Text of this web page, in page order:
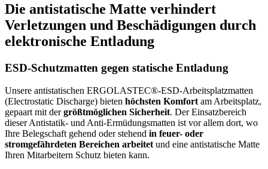
Die antistatische Matte verhindert
Verletzungen und Beschädigungen durch
elektronische Entladung
ESD-Schutzmatten gegen statische Entladung
Unsere antistatischen ERGOLASTEC®-ESD-Arbeitsplatzmatten
(Electrostatic Discharge) bieten höchsten Komfort am Arbeitsplatz,
gepaart mit dergrößtmöglichen Sicherheit. Der Einsatzbereich
dieser Antistatik- und Anti-Ermüdungsmatten ist vor allem dort, wo
Ihre Belegschaft gehend oder stehend in feuer- oder
stromgefährdeten Bereichen arbeitet und eine antistatische Matte
Ihren Mitarbeitern Schutz bieten kann.